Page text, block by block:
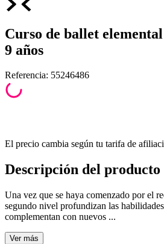
Curso de ballet
9 años
Referencia: 55246486
El precio cambia según tu tarifa de
Descripción del producto
Una vez que se haya comenzado por el
segundo nivel profundizan las
complementan con nuevos ...
Ver más